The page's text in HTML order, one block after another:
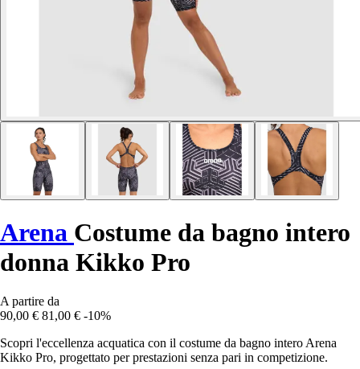
Arena Costume da bagno intero
donna Kikko Pro
A partire da
90,00 € 81,00 € -10%
Scopri l'eccellenza acquatica con il costume da bagno intero Arena
Kikko Pro, progettato per prestazioni senza pari in competizione.